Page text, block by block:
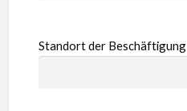
Standort der Beschäftigung